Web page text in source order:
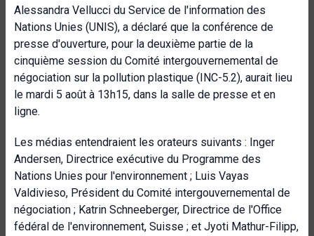
Alessandra Vellucci du Service de l'information des
Nations Unies (UNIS), a déclaré que la conférence de
presse d'ouverture, pour la deuxième partie de la
cinquième session du Comité intergouvernemental de
négociation sur la pollution plastique (INC-5.2), aurait lieu
le mardi 5 août à 13h15, dans la salle de presse et en
ligne.
Les médias entendraient les orateurs suivants : Inger
Andersen, Directrice exécutive du Programme des
Nations Unies pour l'environnement ; Luis Vayas
Valdivieso, Président du Comité intergouvernemental de
négociation ; Katrin Schneeberger, Directrice de l'Office
fédéral de l'environnement, Suisse ; et Jyoti Mathur-Filipp,